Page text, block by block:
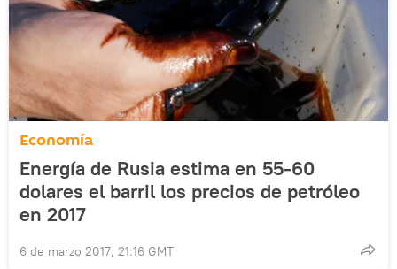
Economía
Energía de Rusia estima en 55-60
dolares el barril los precios de petróleo
en 2017
6 de marzo 2017, 21:16 GMT